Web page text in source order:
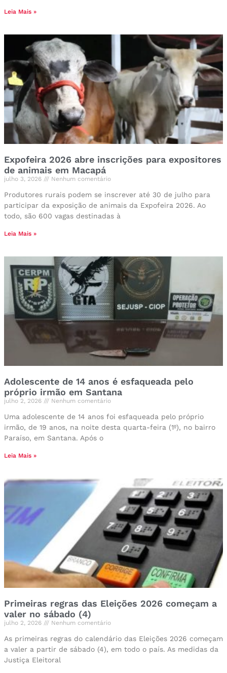
Leia Mais »
Expofeira 2026 abre inscrições para expositores
de animais em Macapá
julho 3, 2026 Nenhum comentário
Produtores rurais podem se inscrever até 30 de julho para
participar da exposição de animais da Expofeira 2026. Ao
todo, são 600 vagas destinadas à
Leia Mais »
Adolescente de 14 anos é esfaqueada pelo
próprio irmão em Santana
julho 2, 2026 Nenhum comentário
Uma adolescente de 14 anos foi esfaqueada pelo próprio
irmão, de 19 anos, na noite desta quarta-feira (1º), no bairro
Paraíso, em Santana. Após o
Leia Mais »
Primeiras regras das Eleições 2026 começam a
valer no sábado (4)
julho 2, 2026 Nenhum comentário
As primeiras regras do calendário das Eleições 2026 começam
a valer a partir de sábado (4), em todo o país. As medidas da
Justiça Eleitoral